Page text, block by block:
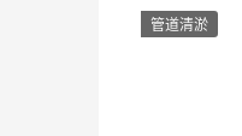
管道清淤